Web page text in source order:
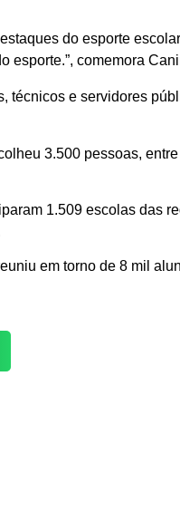
do esporte
esporte.”, comemora
técnicos e servidores
3.500 pessoas,
1.509 escolas das
em torno de 8 mil